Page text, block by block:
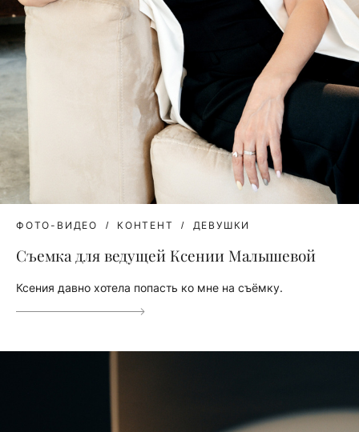
ФОТО-ВИДЕО КОНТЕНТ ДЕВУШКИ
Съемка для ведущей Ксении Малышевой
Ксения давно хотела попасть ко мне на съёмку.